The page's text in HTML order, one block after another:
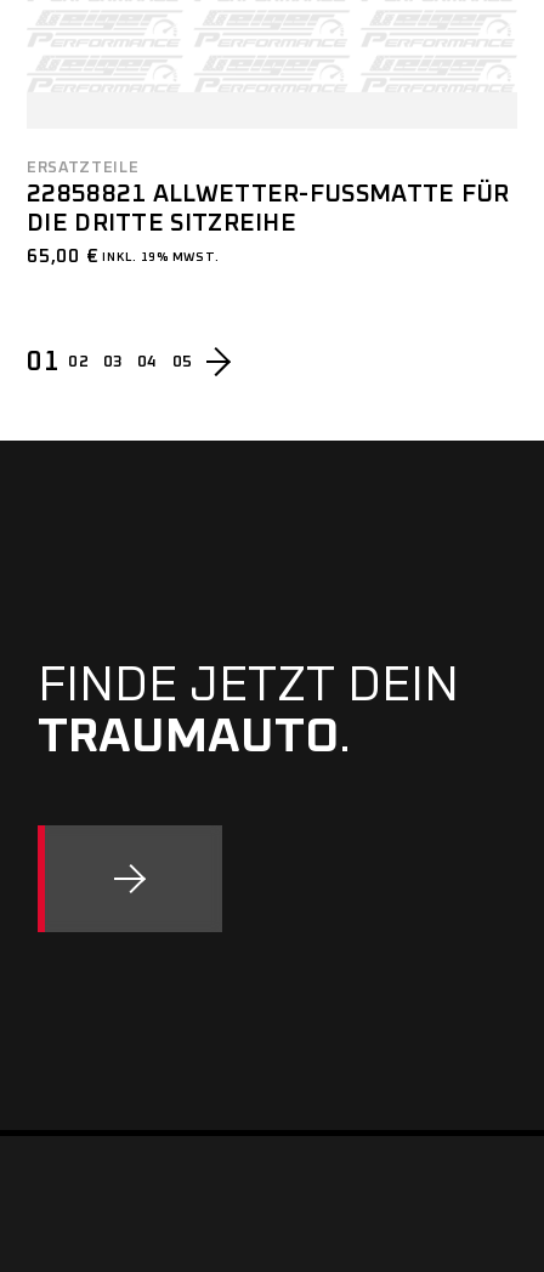
ERSATZTEILE
22858821 ALLWETTER-FUSSMATTE FÜR D
IE DRITTE SITZREIHE
65,00 € INKL. 19% MWST.
01 02 03 04 05
FINDE JETZT DEIN
TRAUMAUTO.